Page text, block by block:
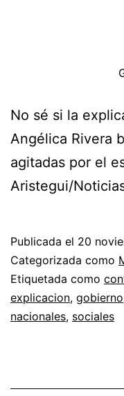
No sé si la
Angélica Rivera
agitadas por el
Aristegui/
Publicada el 20
Categorizada como
Etiquetada como
explicacion, gobierno
nacionales, sociales